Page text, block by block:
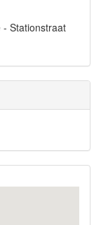
- Stationstraat